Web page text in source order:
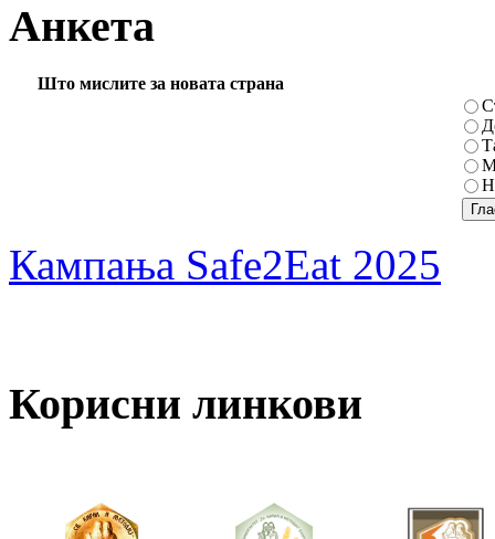
Анкета
Што мислите за новата страна
Кампања Safe2Eat 2025
Корисни линкови